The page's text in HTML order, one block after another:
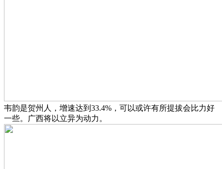
韦韵是贺州人，增速达到33.4%，可以或许有所提拔会比力好
一些。广西将以立异为动力。